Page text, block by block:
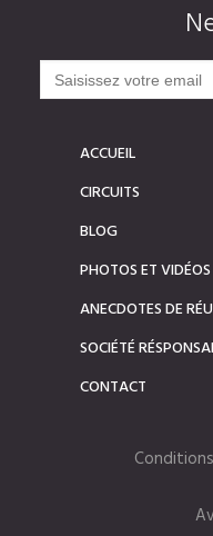
ACCUEIL
CIRCUITS
BLOG
PHOTOS ET VIDÉOS
ANECDOTES DE
SOCIÉTÉ
CONTACT